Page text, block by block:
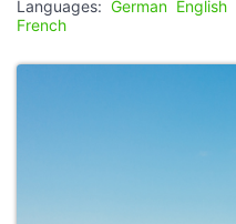
Languages: German English
French